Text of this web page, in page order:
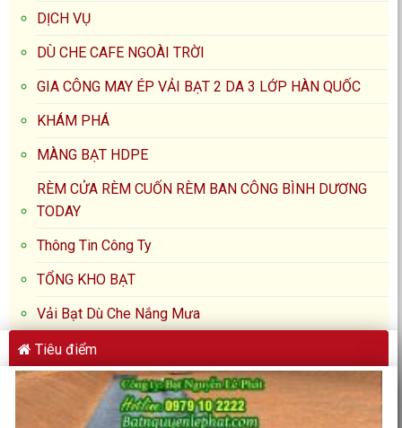
DỊCH VỤ
DÙ CHE CAFE NGOÀI TRỜI
GIA CÔNG MAY ÉP VẢI BẠT 2 DA 3 LỚP HÀN QUỐC
KHÁM PHÁ
MÀNG BẠT HDPE
RÈM CỬA RÈM CUỐN RÈM BAN CÔNG BÌNH DƯƠNG
TODAY
Thông Tin Công Ty
TỔNG KHO BẠT
Vải Bạt Dù Che Nắng Mưa
Tiêu điểm